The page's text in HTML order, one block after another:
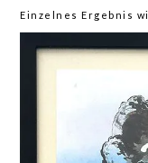
Einzelnes Ergebnis